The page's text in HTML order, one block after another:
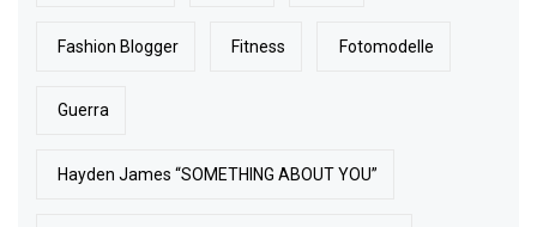
Fashion Blogger Fitness Fotomodelle
Guerra
Hayden James “SOMETHING ABOUT YOU”